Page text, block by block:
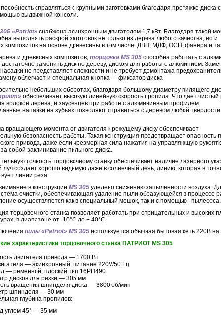
справляться с крупными заготовками благодаря протяжке диска с
выдвижной консоли.
«Patriot» снабжена асинхронным двигателем 1,7 кВт. Благодаря такой
выполнять раскрой заготовок не только из дерева любого качества, но и
композитов на основе древесины в том числе: ДВП, МДФ, ОСП, фанера и
и древесных композитов, торцовка MS 305 способна работать с
достаточно заменить диск по дереву, диском для работы с алюминием.
не представляет сложности и не требует демонтажа
облегчает и специальная кнопка — фиксатор диска
небольших оборотах, благодаря большому диаметру пилящего
обеспечивает высокую линейную скорость пропила. Что дает чистый
волокон дерева, и заусенцев при работе с алюминиевым профилем.
напайки на зубьях позволяют справиться с деревом любой твердости
вращающего момента от двигателя к режущему диску обеспечивает
безопасность работы. Такая конструкция предотвращает опасность
привода, даже если чрезмерная сила нажатия на управляющую
собой заклинивание пильного диска.
точность торцовочному станку обеспечивает наличие лазерного
луч создает хорошо видимую даже в солнечный день, линию, которая в
линии реза.
в конструкции MS 305 уделено снижению запыленности воздуха.
очистки, обеспечивающая удаление пыли образующейся в процессе
осуществляется как в специальный мешок, так и с помощью пылесоса.
торцовочного станка позволяет работать при отрицательных и высоких
в диапазоне от -10°С до + 40°С.
пилы «Patriot» MS 305 используется обычная бытовая сеть 220В на
характеристики торцовочного станка ПАТРИОТ MS 305
двигателя привода — 1700 Вт
— асинхронный, питание 220V/50 Гц
— ременной, плоский тип 16PH490
дисков для резки — 305 мм
вращения шпинделя диска — 3800 об/мин
шпинделя — 30 мм
глубина пропилов:
углом 45° — 35 мм